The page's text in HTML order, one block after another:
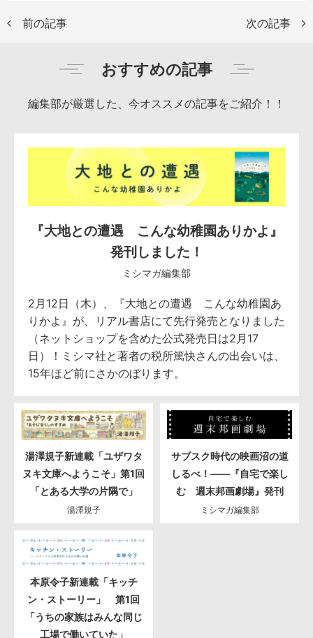
前の記事 次の記事
おすすめの記事
編集部が厳選した、今オススメの記事をご紹介！！
『大地との遭遇 こんな幼稚園ありかよ』
発刊しました！
ミシマガ編集部
2月12日（木）、『大地との遭遇 こんな幼稚園あ
りかよ』が、リアル書店にて先行発売となりました
（ネットショップを含めた公式発売日は2月17
日）！ミシマ社と著者の税所篤快さんの出会いは、
15年ほど前にさかのぼります。
湯澤規子新連載「ユザワタ
ヌキ文庫へようこそ」第1回
「とある大学の片隅で」
湯澤規子
サブスク時代の映画沼の道
しるべ！――『自宅で楽し
む 週末邦画劇場』発刊
ミシマガ編集部
本原令子新連載「キッチ
ン・ストーリー」 第1回
「うちの家族はみんな同じ
工場で働いていた」